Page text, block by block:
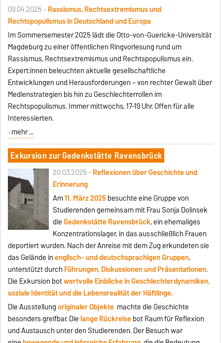
09.04.2025 -Rassismus, Rechtsextremismus und
Rechtspopulismus in Deutschland und Europa
Im Sommersemester 2025 lädt die Otto-von-Guericke-Universität
Magdeburg zu einer öffentlichen Ringvorlesung rund um
Rassismus, Rechtsextremismus und Rechtspopulismus ein.
Expert:innen beleuchten aktuelle gesellschaftliche
Entwicklungen und Herausforderungen – von rechter Gewalt über
Medienstrategien bis hin zu Geschlechterrollen im
Rechtspopulismus. Immer mittwochs, 17–19 Uhr. Offen für alle
Interessierten.
mehr ...
Exkursion zur Gedenkstätte Ravensbrück
20.03.2025 -Reflexionen über Geschichte und
Erinnerung
Am11. März 2025besuchte eine Gruppe von
Studierenden gemeinsam mit Frau Sonja Dolinsek
dieGedenkstätte Ravensbrück, ein ehemaliges
Konzentrationslager, in das ausschließlich Frauen
deportiert wurden. Nach der Anreise mit dem Zug erkundeten sie
das Gelände inenglisch- und deutschsprachigen Gruppen,
unterstützt durch Führungen, Diskussionen und Präsentationen.
Die Exkursion botwertvolle Einblicke in Geschlechterdynamiken,
soziale Identität und die Lebensrealität der Häftlinge.
Die Ausstellungoriginaler Objekte machte die Geschichte
besonders greifbar. Dielange Rückreisebot Raum für Reflexion
und Austausch unter den Studierenden. Der Besuch war